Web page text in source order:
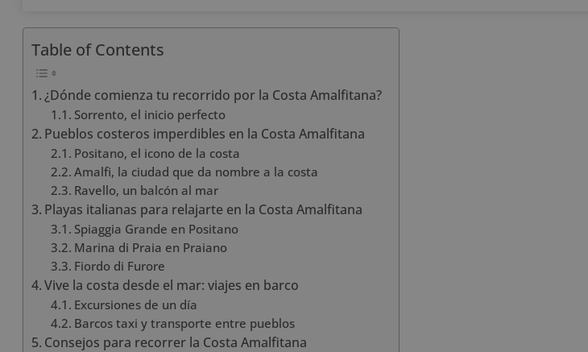
Table of Contents
¿Dónde comienza tu recorrido por la Costa Amalfitana?
Sorrento, el inicio perfecto
Pueblos costeros imperdibles en la Costa Amalfitana
Positano, el icono de la costa
Amalfi, la ciudad que da nombre a la costa
Ravello, un balcón al mar
Playas italianas para relajarte en la Costa Amalfitana
Spiaggia Grande en Positano
Marina di Praia en Praiano
Fiordo di Furore
Vive la costa desde el mar: viajes en barco
Excursiones de un día
Barcos taxi y transporte entre pueblos
Consejos para recorrer la Costa Amalfitana